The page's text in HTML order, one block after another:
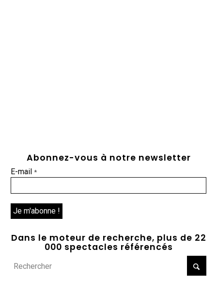
Abonnez-vous à notre newsletter
E-mail*
Dans le moteur de recherche, plus de 22
000 spectacles référencés